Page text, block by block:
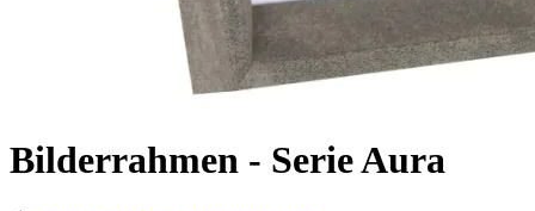
Bilderrahmen - Serie Aura